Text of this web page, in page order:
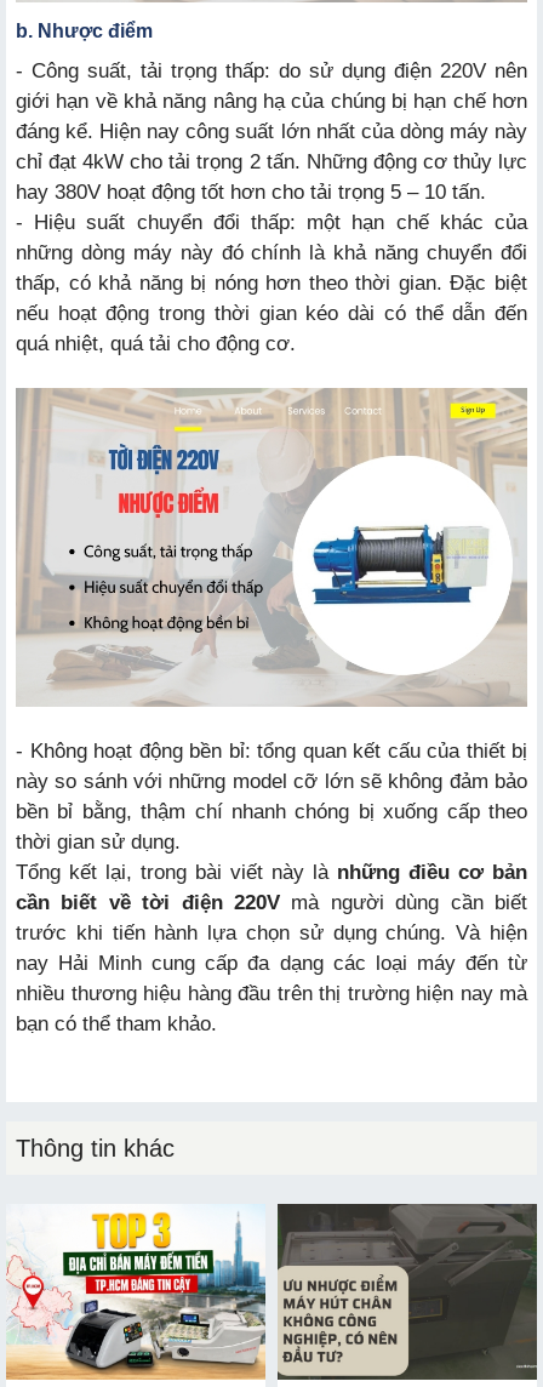
b. Nhược điểm
- Công suất, tải trọng thấp: do sử dụng điện 220V nên
giới hạn về khả năng nâng hạ của chúng bị hạn chế hơn
đáng kể. Hiện nay công suất lớn nhất của dòng máy này
chỉ đạt 4kW cho tải trọng 2 tấn. Những động cơ thủy lực
hay 380V hoạt động tốt hơn cho tải trọng 5 – 10 tấn.
- Hiệu suất chuyển đổi thấp: một hạn chế khác của
những dòng máy này đó chính là khả năng chuyển đổi
thấp, có khả năng bị nóng hơn theo thời gian. Đặc biệt
nếu hoạt động trong thời gian kéo dài có thể dẫn đến
quá nhiệt, quá tải cho động cơ.
- Không hoạt động bền bỉ: tổng quan kết cấu của thiết bị
này so sánh với những model cỡ lớn sẽ không đảm bảo
bền bỉ bằng, thậm chí nhanh chóng bị xuống cấp theo
thời gian sử dụng.
Tổng kết lại, trong bài viết này là những điều cơ bản
cần biết về tời điện 220V mà người dùng cần biết
trước khi tiến hành lựa chọn sử dụng chúng. Và hiện
nay Hải Minh cung cấp đa dạng các loại máy đến từ
nhiều thương hiệu hàng đầu trên thị trường hiện nay mà
bạn có thể tham khảo.
Thông tin khác